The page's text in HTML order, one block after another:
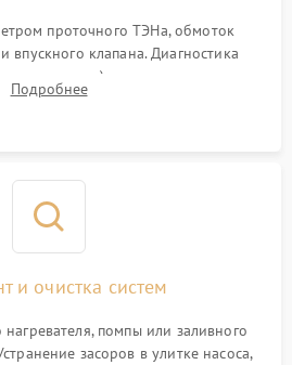
проточного ТЭНа, обмоток
впускного клапана. Диагностика
уровня воды), датчика мутности,
модуля управления.
Подробнее
и очистка систем
помпы или заливного
засоров в улитке насоса,